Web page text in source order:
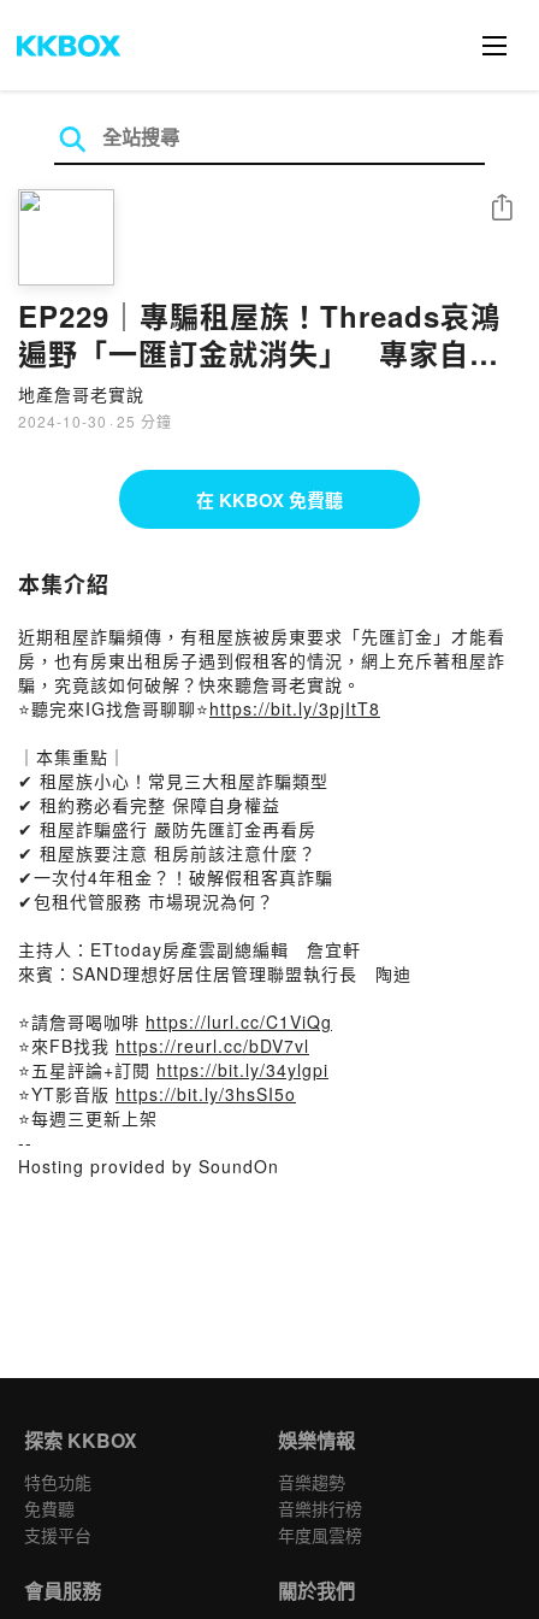
EP229｜專騙租屋族！Threads哀鴻
遍野「一匯訂金就消失」 專家自
爆：也是受害者 ft.陶迪
地產詹哥老實說
2024-10-30 · 25 分鐘
分享
在 KKBOX 免費聽
本集介紹
近期租屋詐騙頻傳，有租屋族被房東要求「先匯訂金」才能看
房，也有房東出租房子遇到假租客的情況，網上充斥著租屋詐
騙，究竟該如何破解？快來聽詹哥老實說。
⭐聽完來IG找詹哥聊聊⭐https://bit.ly/3pjItT8
｜本集重點｜
✔ 租屋族小心！常見三大租屋詐騙類型
✔ 租約務必看完整 保障自身權益
✔ 租屋詐騙盛行 嚴防先匯訂金再看房
✔ 租屋族要注意 租房前該注意什麼？
✔一次付4年租金？！破解假租客真詐騙
✔包租代管服務 市場現況為何？
主持人：ETtoday房產雲副總編輯 詹宜軒
來賓：SAND理想好居住居管理聯盟執行長 陶迪
⭐請詹哥喝咖啡 https://lurl.cc/C1ViQg
⭐來FB找我 https://reurl.cc/bDV7vl
⭐五星評論+訂閱 https://bit.ly/34ylgpi
⭐YT影音版 https://bit.ly/3hsSI5o
⭐每週三更新上架
--
Hosting provided by SoundOn
探索 KKBOX
特色功能
免費聽
支援平台
娛樂情報
音樂趨勢
音樂排行榜
年度風雲榜
會員服務 關於我們